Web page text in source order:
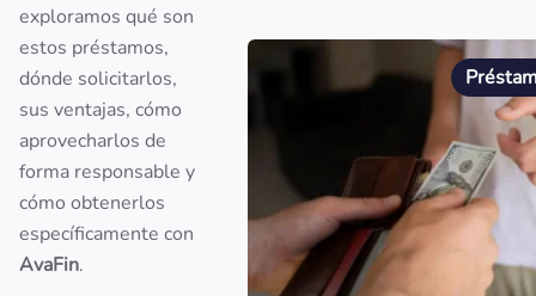
exploramos qué son
estos préstamos,
dónde solicitarlos,
sus ventajas, cómo
aprovecharlos de
forma responsable y
cómo obtenerlos
específicamente con
AvaFin.